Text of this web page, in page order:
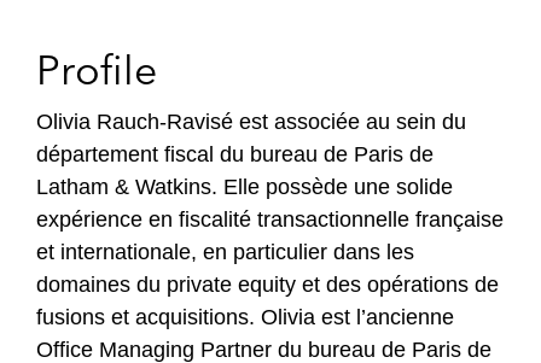
Profile
Olivia Rauch-Ravisé est associée au sein du
département fiscal du bureau de Paris de
Latham & Watkins. Elle possède une solide
expérience en fiscalité transactionnelle française
et internationale, en particulier dans les
domaines du private equity et des opérations de
fusions et acquisitions. Olivia est l’ancienne
Office Managing Partner du bureau de Paris de